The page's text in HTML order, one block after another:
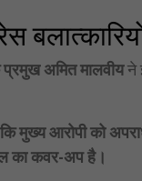
अमित मालवीयने
मुख्य आरोपी को
का कवर-अप है।